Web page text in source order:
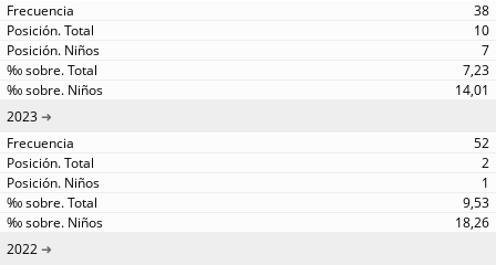
38
10
7
7,23
14,01
2023
52
2
1
9,53
18,26
2022